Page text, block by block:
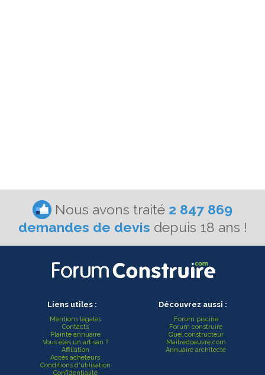
Nous avons traité 2 847 869
demandes de devis depuis 18 ans !
Liens utiles :
Mentions légales
Contacts
Plainte annuaire
Vous êtes un artisan ?
Affiliation
Accès acheteurs
Conditions d'utilisation
Confidentialité
Découvrez aussi :
Forum piscine
Forum construire
Quel constructeur
Maitredoeuvre.com
Annuaire architecte